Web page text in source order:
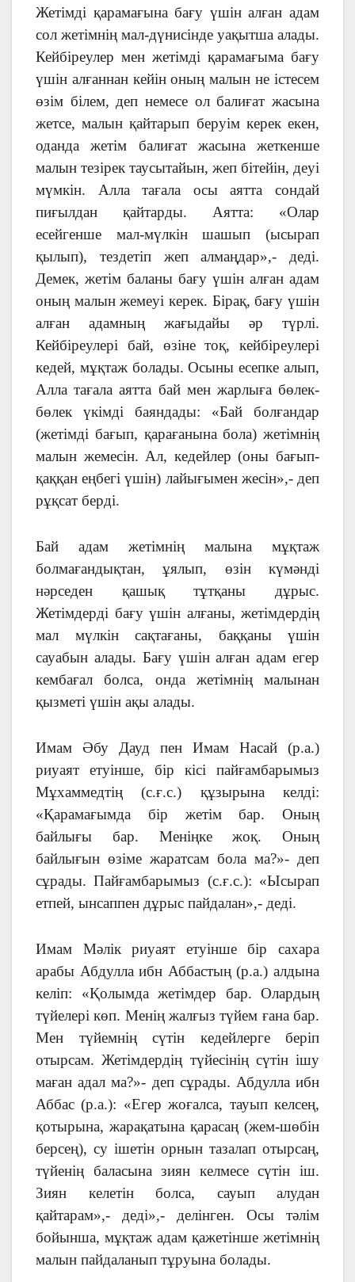
Жетімді қарамағына бағу үшін алған адам
сол жетімнің мал-дүнисінде уақытша алады.
Кейбіреулер мен жетімді қарамағыма бағу
үшін алғаннан кейін оның малын не істесем
өзім білем, деп немесе ол балиғат жасына
жетсе, малын қайтарып беруім керек екен,
оданда жетім балиғат жасына жеткенше
малын тезірек таусытайын, жеп бітейін, деуі
мүмкін. Алла тағала осы аятта сондай
пиғылдан қайтарды. Аятта: «Олар
есейгенше мал-мүлкін шашып (ысырап
қылып), тездетіп жеп алмаңдар»,- деді.
Демек, жетім баланы бағу үшін алған адам
оның малын жемеуі керек. Бірақ, бағу үшін
алған адамның жағыдайы әр түрлі.
Кейбіреулері бай, өзіне тоқ, кейбіреулері
кедей, мұқтаж болады. Осыны есепке алып,
Алла тағала аятта бай мен жарлыға бөлек-
бөлек үкімді баяндады: «Бай болғандар
(жетімді бағып, қарағанына бола) жетімнің
малын жемесін. Ал, кедейлер (оны бағып-
қаққан еңбегі үшін) лайығымен жесін»,- деп
рұқсат берді.
Бай адам жетімнің малына мұқтаж
болмағандықтан, ұялып, өзін күмәнді
нәрседен қашық тұтқаны дұрыс.
Жетімдерді бағу үшін алғаны, жетімдердің
мал мүлкін сақтағаны, баққаны үшін
сауабын алады. Бағу үшін алған адам егер
кембағал болса, онда жетімнің малынан
қызметі үшін ақы алады.
Имам Әбу Дауд пен Имам Насай (р.а.)
риуаят етуінше, бір кісі пайғамбарымыз
Мұхаммедтің (с.ғ.с.) құзырына келді:
«Қарамағымда бір жетім бар. Оның
байлығы бар. Меніңке жоқ. Оның
байлығын өзіме жаратсам бола ма?»- деп
сұрады. Пайғамбарымыз (с.ғ.с.): «Ысырап
етпей, ынсаппен дұрыс пайдалан»,- деді.
Имам Мәлік риуаят етуінше бір сахара
арабы Абдулла ибн Аббастың (р.а.) алдына
келіп: «Қолымда жетімдер бар. Олардың
түйелері көп. Менің жалғыз түйем ғана бар.
Мен түйемнің сүтін кедейлерге беріп
отырсам. Жетімдердің түйесінің сүтін ішу
маған адал ма?»- деп сұрады. Абдулла ибн
Аббас (р.а.): «Егер жоғалса, тауып келсең,
қотырына, жарақатына қарасаң (жем-шөбін
берсең), су ішетін орнын тазалап отырсаң,
түйенің баласына зиян келмесе сүтін іш.
Зиян келетін болса, сауып алудан
қайтарам»,- деді»,- делінген. Осы тәлім
бойынша, мұқтаж адам қажетінше жетімнің
малын пайдаланып тұруына болады.